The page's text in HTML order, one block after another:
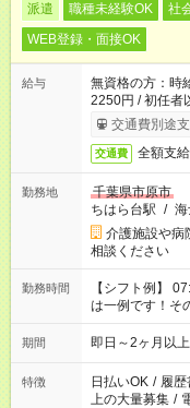
派遣 職種未経験OK 社
WEB登録・面接OK
給与
無資格の方：時
2250円 / 初任者
交通費別途
交通費 全額支給
勤務地
千葉県市原市
ちはら台駅 / 海
介護施設や
相談ください
勤務時間
【シフト例】
は一例です！そ
期間 即日～2ヶ月以
特徴 日払いOK / 履歴
上の大量募集 /